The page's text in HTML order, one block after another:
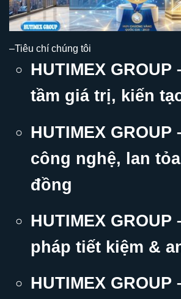
–Tiêu chí chúng tôi
HUTIMEX GROUP
tầm giá trị, kiến
HUTIMEX GROUP
công nghệ, lan
đồng
HUTIMEX GROUP
pháp tiết kiệm &
HUTIMEX GROUP